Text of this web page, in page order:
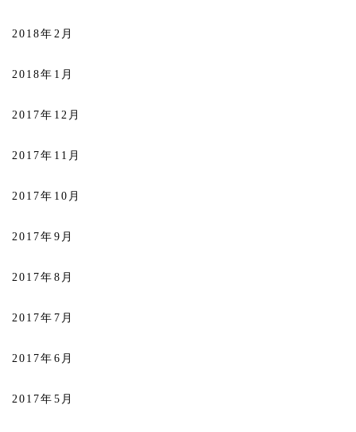
2018年2月
2018年1月
2017年12月
2017年11月
2017年10月
2017年9月
2017年8月
2017年7月
2017年6月
2017年5月